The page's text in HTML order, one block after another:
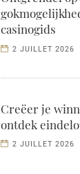
casinogids
2 JUILLET 2026
Creëer je
ontdek
2 JUILLET 2026